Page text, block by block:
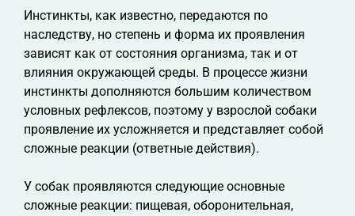
Инстинкты, как известно, передаются по
наследству, но степень и форма их проявления
зависят как от состояния организма, так и от
влияния окружающей среды. В процессе жизни
инстинкты дополняются большим количеством
условных рефлексов, поэтому у взрослой собаки
проявление их усложняется и представляет собой
сложные реакции (ответные действия).
У собак проявляются следующие основные
сложные реакции: пищевая, оборонительная,